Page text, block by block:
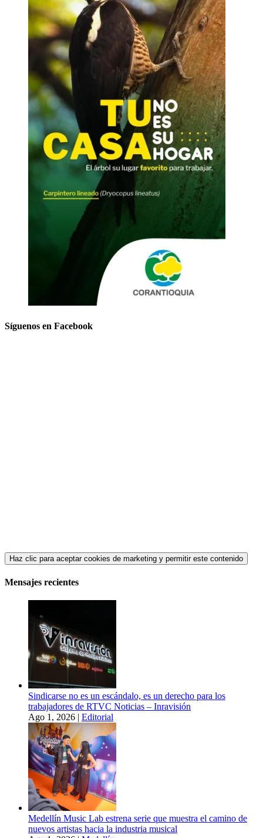
Síguenos en Facebook
Haz clic para aceptar cookies de marketing y permitir este contenido
Mensajes recientes
Sindicarse no es un escándalo, es un derecho para los
trabajadores de RTVC Noticias – Inravisión
Ago 1, 2026 | Editorial
Medellín Music Lab estrena serie que muestra el camino de
nuevos artistas hacia la industria musical